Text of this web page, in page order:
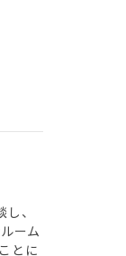
、
ーム
とに